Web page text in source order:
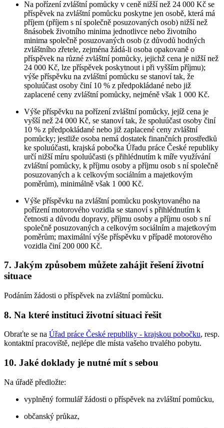
Na pořízení zvláštní pomůcky v ceně nižší než 24 000 Kč se
příspěvek na zvláštní pomůcku poskytne jen osobě, která má
příjem (příjem s ní společně posuzovaných osob) nižší než
8násobek životního minima jednotlivce nebo životního
minima společně posuzovaných osob (z důvodů hodných
zvláštního zřetele, zejména žádá-li osoba opakovaně o
příspěvek na různé zvláštní pomůcky, jejichž cena je nižší než
24 000 Kč, lze příspěvek poskytnout i při vyšším příjmu);
výše příspěvku na zvláštní pomůcku se stanoví tak, že
spoluúčast osoby činí 10 % z předpokládané nebo již
zaplacené ceny zvláštní pomůcky, nejméně však 1 000 Kč.
Výše příspěvku na pořízení zvláštní pomůcky, jejíž cena je
vyšší než 24 000 Kč, se stanoví tak, že spoluúčast osoby činí
10 % z předpokládané nebo již zaplacené ceny zvláštní
pomůcky; jestliže osoba nemá dostatek finančních prostředků
ke spoluúčasti, krajská pobočka Úřadu práce České republiky
určí nižší míru spoluúčasti (s přihlédnutím k míře využívání
zvláštní pomůcky, k příjmu osoby a příjmu osob s ní společně
posuzovaných a k celkovým sociálním a majetkovým
poměrům), minimálně však 1 000 Kč.
Výše příspěvku na zvláštní pomůcku poskytovaného na
pořízení motorového vozidla se stanoví s přihlédnutím k
četnosti a důvodu dopravy, příjmu osoby a příjmu osob s ní
společně posuzovaných a celkovým sociálním a majetkovým
poměrům; maximální výše příspěvku v případě motorového
vozidla činí 200 000 Kč.
7. Jakým způsobem můžete zahájit řešení životní
situace
Podáním žádosti o příspěvek na zvláštní pomůcku.
8. Na které instituci životní situaci řešit
Obraťte se na Úřad práce České republiky - krajskou pobočku, resp.
kontaktní pracoviště, nejlépe dle místa vašeho trvalého pobytu.
10. Jaké doklady je nutné mít s sebou
Na úřadě předložte:
vyplněný formulář žádosti o příspěvek na zvláštní pomůcku,
občanský průkaz,